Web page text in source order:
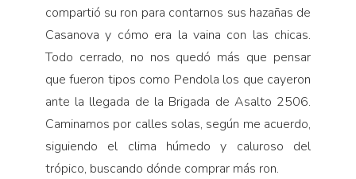
compartió su ron para contarnos sus hazañas de
Casanova y cómo era la vaina con las chicas.
Todo cerrado, no nos quedó más que pensar
que fueron tipos como Pendola los que cayeron
ante la llegada de la Brigada de Asalto 2506.
Caminamos por calles solas, según me acuerdo,
siguiendo el clima húmedo y caluroso del
trópico, buscando dónde comprar más ron.